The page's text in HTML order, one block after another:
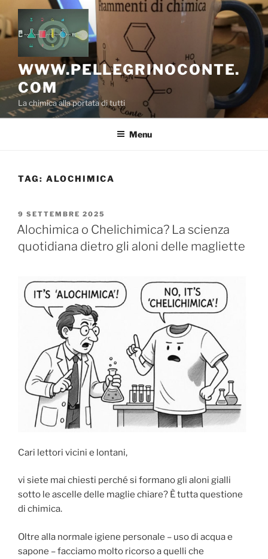
Salta
al
contenuto
WWW.PELLEGRINOCONTE.
COM
La chimica alla portata di tutti
Menu
TAG: ALOCHIMICA
PUBBLICATO
IL
9 SETTEMBRE 2025
Alochimica o Chelichimica? La scienza
quotidiana dietro gli aloni delle magliette
Cari lettori vicini e lontani,
vi siete mai chiesti perché si formano gli aloni gialli
sotto le ascelle delle maglie chiare? È tutta questione
di chimica.
Oltre alla normale igiene personale – uso di acqua e
sapone – facciamo molto ricorso a quelli che